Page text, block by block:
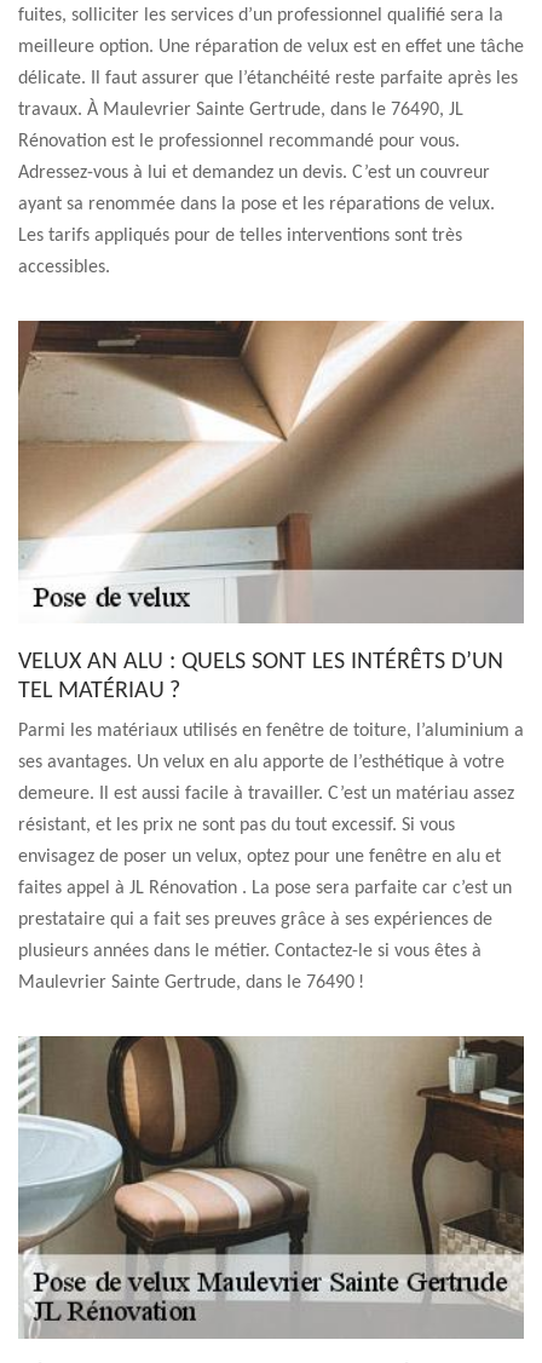
fuites, solliciter les services d’un professionnel qualifié sera la
meilleure option. Une réparation de velux est en effet une tâche
délicate. Il faut assurer que l’étanchéité reste parfaite après les
travaux. À Maulevrier Sainte Gertrude, dans le 76490, JL
Rénovation est le professionnel recommandé pour vous.
Adressez-vous à lui et demandez un devis. C’est un couvreur
ayant sa renommée dans la pose et les réparations de velux.
Les tarifs appliqués pour de telles interventions sont très
accessibles.
VELUX AN ALU : QUELS SONT LES INTÉRÊTS D’UN
TEL MATÉRIAU ?
Parmi les matériaux utilisés en fenêtre de toiture, l’aluminium a
ses avantages. Un velux en alu apporte de l’esthétique à votre
demeure. Il est aussi facile à travailler. C’est un matériau assez
résistant, et les prix ne sont pas du tout excessif. Si vous
envisagez de poser un velux, optez pour une fenêtre en alu et
faites appel à JL Rénovation . La pose sera parfaite car c’est un
prestataire qui a fait ses preuves grâce à ses expériences de
plusieurs années dans le métier. Contactez-le si vous êtes à
Maulevrier Sainte Gertrude, dans le 76490 !